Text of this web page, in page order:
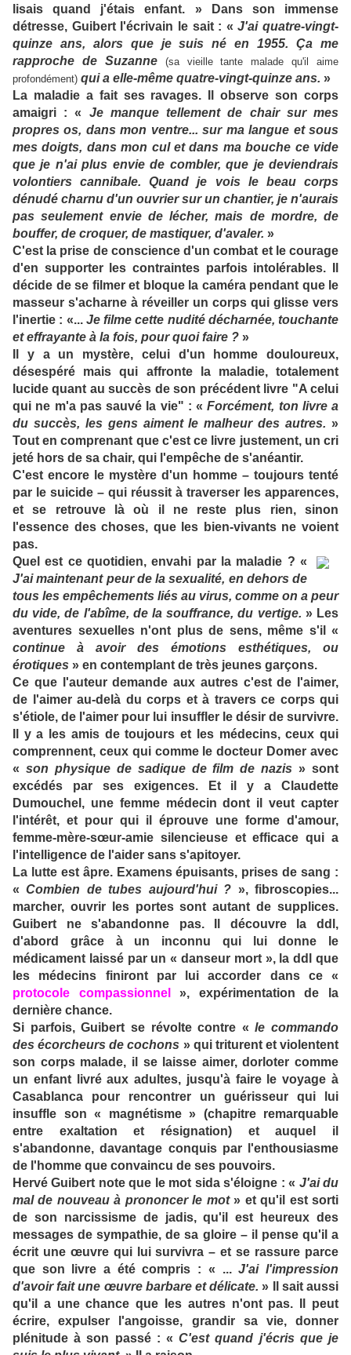
lisais quand j'étais enfant. » Dans son immense
détresse, Guibert l'écrivain le sait : «J'ai quatre-vingt-
quinze ans, alors que je suis né en 1955. Ça me
rapproche de Suzanne
(sa vieille tante malade qu'il aime
profondément) qui a elle-même quatre-vingt-quinze ans. »
La maladie a fait ses ravages. Il observe son corps
amaigri : « Je manque tellement de chair sur mes
propres os, dans mon ventre... sur ma langue et sous
mes doigts, dans mon cul et dans ma bouche ce vide
que je n'ai plus envie de combler, que je deviendrais
volontiers cannibale. Quand je vois le beau corps
dénudé charnu d'un ouvrier sur un chantier, je n'aurais
pas seulement envie de lécher, mais de mordre, de
bouffer, de croquer, de mastiquer, d'avaler. »
C'est la prise de conscience d'un combat et le courage
d'en supporter les contraintes parfois intolérables. Il
décide de se filmer et bloque la caméra pendant que le
masseur s'acharne à réveiller un corps qui glisse vers
l'inertie : «... Je filme cette nudité décharnée, touchante
et effrayante à la fois, pour quoi faire ? »
Il y a un mystère, celui d'un homme douloureux,
désespéré mais qui affronte la maladie, totalement
lucide quant au succès de son précédent livre "A celui
qui ne m'a pas sauvé la vie" : «Forcément, ton livre a
du succès, les gens aiment le malheur des autres. »
Tout en comprenant que c'est ce livre justement, un cri
jeté hors de sa chair, qui l'empêche de s'anéantir.
C'est encore le mystère d'un homme – toujours tenté
par le suicide – qui réussit à traverser les apparences,
et se retrouve là où il ne reste plus rien, sinon
l'essence des choses, que les bien-vivants ne voient
pas.
Quel est ce quotidien, envahi par la maladie ? «
J'ai maintenant peur de la sexualité, en dehors de
tous les empêchements liés au virus, comme on a peur
du vide, de l'abîme, de la souffrance, du vertige. » Les
aventures sexuelles n'ont plus de sens, même s'il «
continue à avoir des émotions esthétiques, ou
érotiques » en contemplant de très jeunes garçons.
Ce que l'auteur demande aux autres c'est de l'aimer,
de l'aimer au-delà du corps et à travers ce corps qui
s'étiole, de l'aimer pour lui insuffler le désir de survivre.
Il y a les amis de toujours et les médecins, ceux qui
comprennent, ceux qui comme le docteur Domer avec
« son physique de sadique de film de nazis » sont
excédés par ses exigences. Et il y a Claudette
Dumouchel, une femme médecin dont il veut capter
l'intérêt, et pour qui il éprouve une forme d'amour,
femme-mère-sœur-amie silencieuse et efficace qui a
l'intelligence de l'aider sans s'apitoyer.
La lutte est âpre. Examens épuisants, prises de sang :
«Combien de tubes aujourd'hui ? », fibroscopies...
marcher, ouvrir les portes sont autant de supplices.
Guibert ne s'abandonne pas. Il découvre la ddl,
d'abord grâce à un inconnu qui lui donne le
médicament laissé par un « danseur mort », la ddl que
les médecins finiront par lui accorder dans ce «
protocole compassionnel
», expérimentation de la
dernière chance.
Si parfois, Guibert se révolte contre «le commando
des écorcheurs de cochons » qui triturent et violentent
son corps malade, il se laisse aimer, dorloter comme
un enfant livré aux adultes, jusqu'à faire le voyage à
Casablanca pour rencontrer un guérisseur qui lui
insuffle son « magnétisme » (chapitre remarquable
entre exaltation et résignation) et auquel il
s'abandonne, davantage conquis par l'enthousiasme
de l'homme que convaincu de ses pouvoirs.
Hervé Guibert note que le mot sida s'éloigne : « J'ai du
mal de nouveau à prononcer le mot» et qu'il est sorti
de son narcissisme de jadis, qu'il est heureux des
messages de sympathie, de sa gloire – il pense qu'il a
écrit une œuvre qui lui survivra – et se rassure parce
que son livre a été compris : « ...J'ai l'impression
d'avoir fait une œuvre barbare et délicate. » Il sait aussi
qu'il a une chance que les autres n'ont pas. Il peut
écrire, expulser l'angoisse, grandir sa vie, donner
plénitude à son passé : «C'est quand j'écris que je